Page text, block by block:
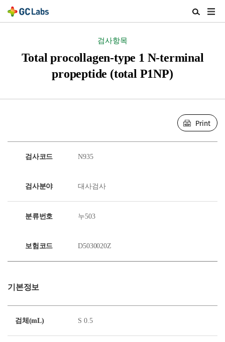
검
색
검사항목
Total procollagen-type 1 N-terminal
propeptide (total P1NP)
Print
검사코드 N935
검사분야 대사검사
분류번호 누503
보험코드 D5030020Z
기본정보
검체(mL) S 0.5